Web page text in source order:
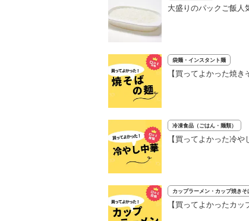
大盛りのパックご飯人
袋麺・インスタント麺
【買ってよかった焼
冷凍食品（ごはん・麺類）
【買ってよかった冷
カップラーメン・カップ焼きそ
【買ってよかったカ